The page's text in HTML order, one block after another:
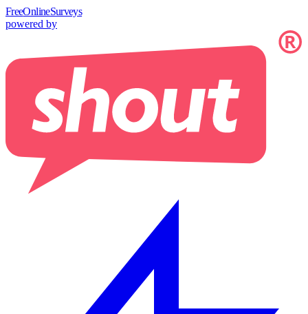
FreeOnlineSurveys
powered by